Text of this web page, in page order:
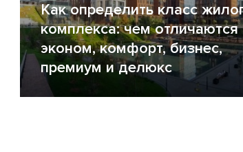
Как определить класс
комплекса: чем отличаются
эконом, комфорт, бизнес,
премиум и делюкс